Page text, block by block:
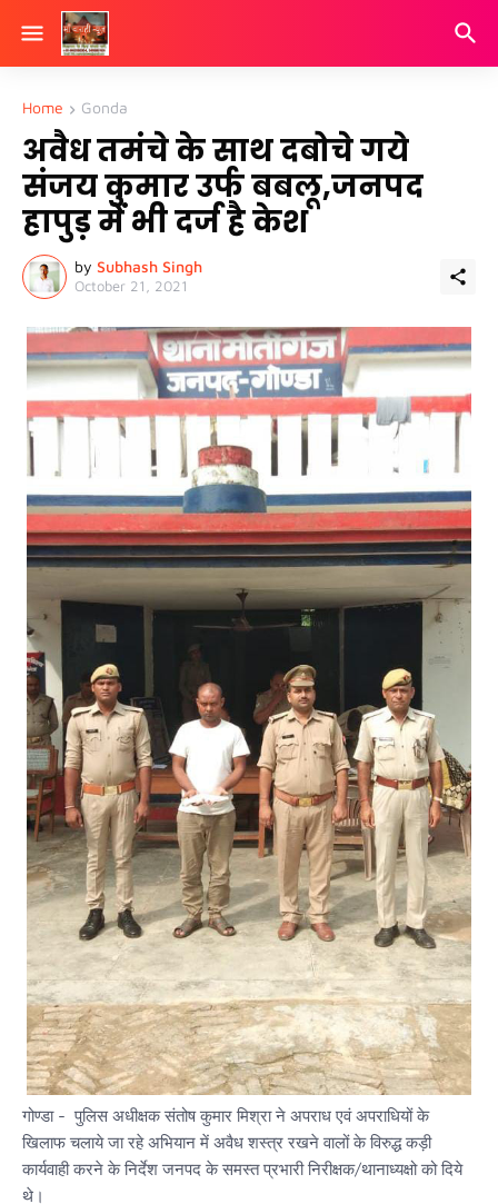
Home Gonda
अवैध तमंचे के साथ दबोचे गये
संजय कुमार उर्फ बबलू,जनपद
हापुड़ में भी दर्ज है केश
by Subhash Singh
October 21, 2021
गोण्डा - पुलिस अधीक्षक संतोष कुमार मिश्रा ने अपराध एवं अपराधियों के
खिलाफ चलाये जा रहे अभियान में अवैध शस्त्र रखने वालों के विरुद्ध कड़ी
कार्यवाही करने के निर्देश जनपद के समस्त प्रभारी निरीक्षक/थानाध्यक्षो को दिये
थे।